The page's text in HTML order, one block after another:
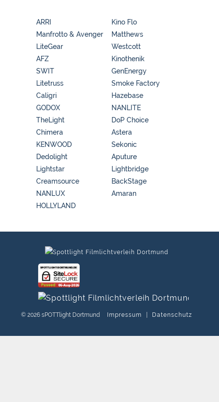
ARRI
Manfrotto & Avenger
LiteGear
AFZ
SWIT
Litetruss
Caligri
GODOX
Kino Flo
Matthews
Westcott
Kinothenik
GenEnergy
Smoke Factory
Hazebase
NANLITE
TheLight
Chimera
KENWOOD
Dedolight
Lightstar
Creamsource
NANLUX
HOLLYLAND
DoP Choice
Astera
Sekonic
Aputure
Lightbridge
BackStage
Amaran
© 2026 sPOTTlight Dortmund Impressum Datenschutz